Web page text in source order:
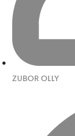
ZUBOR OLLY